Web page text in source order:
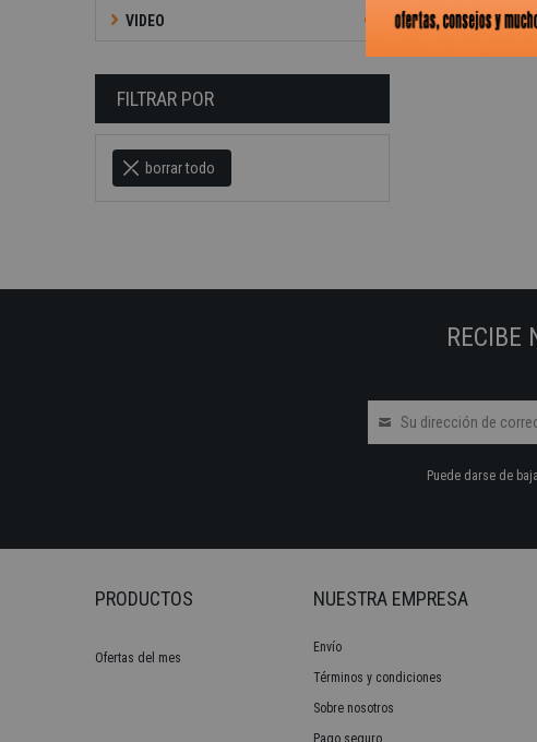
VIDEO
FILTRAR POR
borrar todo
RECIBE
Puede darse de
PRODUCTOS
Ofertas del mes
NUESTRA EMPRESA
Envío
Términos y condiciones
Sobre nosotros
Pago seguro